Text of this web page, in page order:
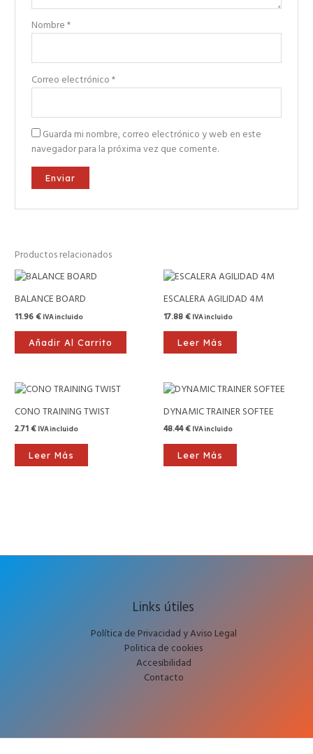
Nombre*
Correo electrónico*
Guarda mi nombre, correo electrónico y web en este
navegador para la próxima vez que comente.
Productos relacionados
BALANCE BOARD
11.96€ IVA incluido
Añadir Al Carrito
ESCALERA AGILIDAD 4M
17.88€ IVA incluido
Leer Más
CONO TRAINING TWIST
2.71€ IVA incluido
Leer Más
DYNAMIC TRAINER SOFTEE
48.44€ IVA incluido
Leer Más
Links útiles
Política de Privacidad y Aviso Legal
Politica de cookies
Accesibilidad
Contacto